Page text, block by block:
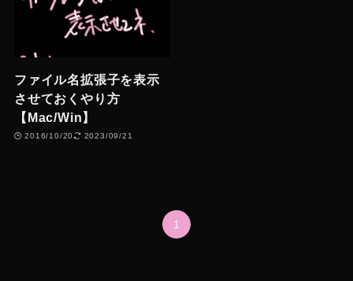
ファイル名拡張子を表示
させておくやり方
【Mac/Win】
2016/10/20 2023/09/21
1